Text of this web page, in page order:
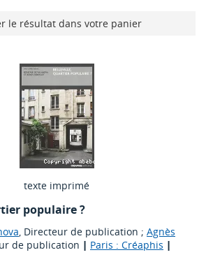
le résultat dans votre panier
texte imprimé
populaire ?
, Directeur de publication ; Agnès
de publication | Paris : Créaphis |